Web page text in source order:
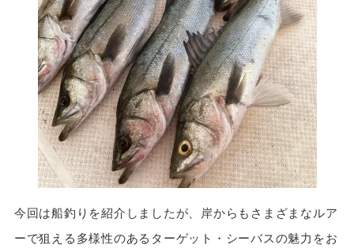
今回は船釣りを紹介しましたが、岸からもさまざまなルア
ーで狙える多様性のあるターゲット・シーバスの魅力をお